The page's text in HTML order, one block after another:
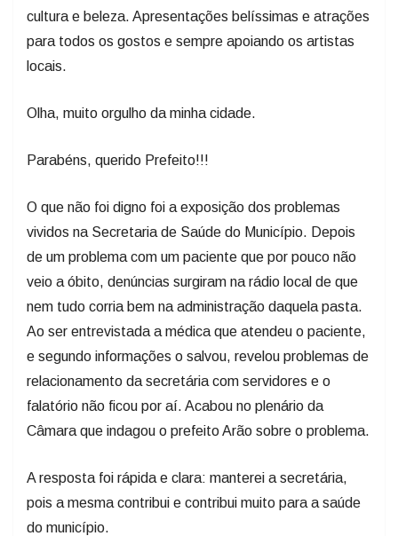
cultura e beleza. Apresentações belíssimas e atrações
para todos os gostos e sempre apoiando os artistas
locais.
Olha, muito orgulho da minha cidade.
Parabéns, querido Prefeito!!!
O que não foi digno foi a exposição dos problemas
vividos na Secretaria de Saúde do Município. Depois
de um problema com um paciente que por pouco não
veio a óbito, denúncias surgiram na rádio local de que
nem tudo corria bem na administração daquela pasta.
Ao ser entrevistada a médica que atendeu o paciente,
e segundo informações o salvou, revelou problemas de
relacionamento da secretária com servidores e o
falatório não ficou por aí. Acabou no plenário da
Câmara que indagou o prefeito Arão sobre o problema.
A resposta foi rápida e clara: manterei a secretária,
pois a mesma contribui e contribui muito para a saúde
do município.